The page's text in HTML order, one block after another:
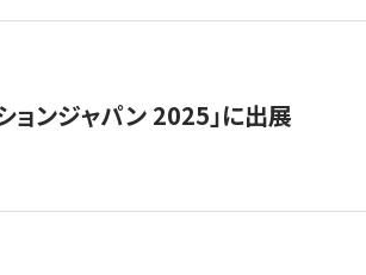
ョンジャパン 2025」に出展